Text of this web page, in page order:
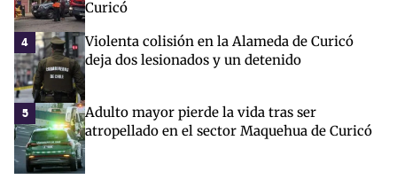
Curicó
4
Violenta colisión en la Alameda de Curicó
deja dos lesionados y un detenido
5
Adulto mayor pierde la vida tras ser
atropellado en el sector Maquehua de Curicó